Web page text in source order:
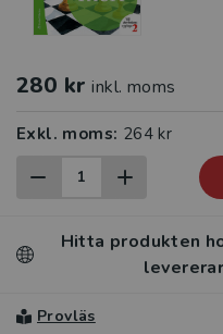
280 kr inkl. moms
Exkl. moms: 264 kr
Hitta produkten
Provläs